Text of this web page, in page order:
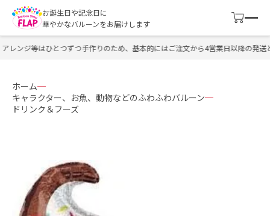
お誕生日や記念日に
華やかなバルーンをお届けします
ンジ等はひとつずつ手作りのため、基本的にはご注文から4営業日以降の発送
ホーム
キャラクター、お魚、動物などのふわふわバルーン
ドリンク＆フーズ